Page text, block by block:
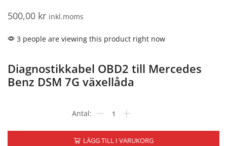
500,00 kr inkl.moms
3 people are viewing this product right now
Diagnostikkabel OBD2 till Mercedes
Benz DSM 7G växellåda
LÄGG TILL I VARUKORG